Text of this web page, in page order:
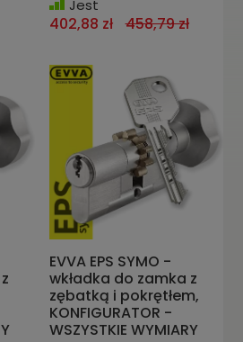
Jest
402,88 zł 458,79 zł
EVVA EPS SYMO -
wkładka do zamka z
zębatką i pokrętłem,
KONFIGURATOR -
WSZYSTKIE WYMIARY